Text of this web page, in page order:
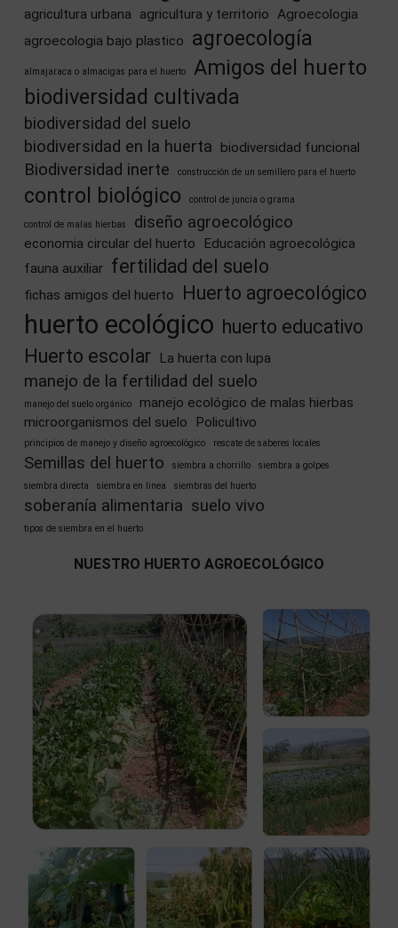
agricultura urbana agricultura y territorio Agroecologia
agroecologia bajo plastico
agroecología
almajaraca o almacigas para el huerto
Amigos del huerto
biodiversidad cultivada
biodiversidad del suelo
biodiversidad en la huerta
biodiversidad funcional
Biodiversidad inerte construcción de un semillero para el huerto
control biológico control de juncia o grama
control de malas hierbas diseño agroecológico
economia circular del huerto
Educación agroecológica
fauna auxiliar fertilidad del suelo
fichas amigos del huerto Huerto agroecológico
huerto ecológico huerto educativo
Huerto escolar
La huerta con lupa
manejo de la fertilidad del suelo
manejo del suelo orgánico
manejo ecológico de malas hierbas
microorganismos del suelo
Policultivo
principios de manejo y diseño agroecológico rescate de saberes locales
Semillas del huerto siembra a chorrillo
siembra a golpes
siembra directa
siembra en linea siembras del huerto
soberanía alimentaria suelo vivo
tipos de siembra en el huerto
NUESTRO HUERTO AGROECOLÓGICO